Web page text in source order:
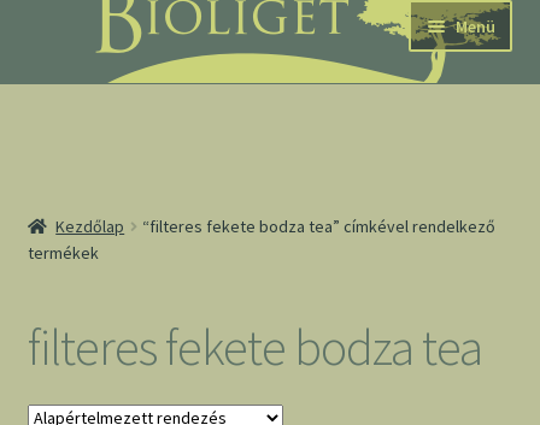
navigációhoz
tartalomba
Menü
Kezdőlap
“filteres fekete bodza tea” címkével rendelkező
termékek
filteres fekete bodza tea